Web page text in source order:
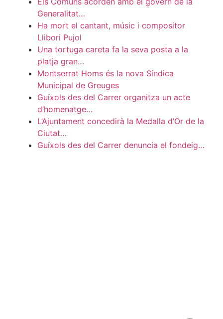
Generalitat…
Ha mort el cantant, músic i compositor
Llibori Pujol
Una tortuga careta fa la seva posta a la
platja gran…
Montserrat Homs és la nova Síndica
Municipal de Greuges
Guíxols des del Carrer organitza un acte
d’homenatge…
L’Ajuntament concedirà la Medalla d’Or de la
Ciutat…
Guíxols des del Carrer denuncia el fondeig…